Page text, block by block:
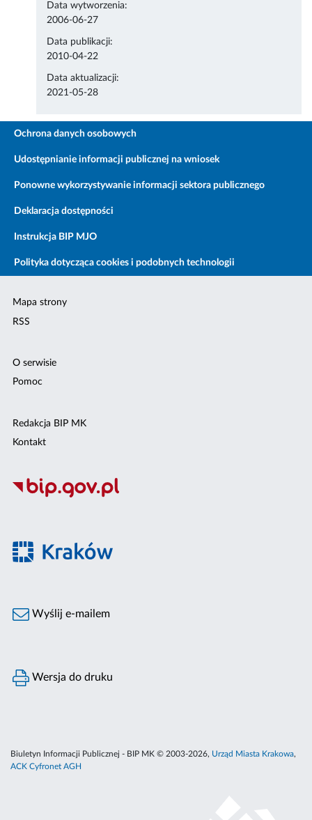
Data wytworzenia:
2006-06-27
Data publikacji:
2010-04-22
Data aktualizacji:
2021-05-28
Ochrona danych osobowych
Udostępnianie informacji publicznej na wniosek
Ponowne wykorzystywanie informacji sektora publicznego
Deklaracja dostępności
Instrukcja BIP MJO
Polityka dotycząca cookies i podobnych technologii
Mapa strony
RSS
O serwisie
Pomoc
Redakcja BIP MK
Kontakt
Wyślij e-mailem
Wersja do druku
Biuletyn Informacji Publicznej - BIP MK © 2003-2026, Urząd Miasta Krakowa,
ACK Cyfronet AGH